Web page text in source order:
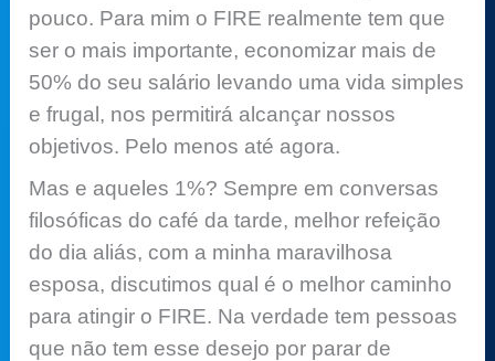
pouco. Para mim o FIRE realmente tem que
ser o mais importante, economizar mais de
50% do seu salário levando uma vida simples
e frugal, nos permitirá alcançar nossos
objetivos. Pelo menos até agora.
Mas e aqueles 1%? Sempre em conversas
filosóficas do café da tarde, melhor refeição
do dia aliás, com a minha maravilhosa
esposa, discutimos qual é o melhor caminho
para atingir o FIRE. Na verdade tem pessoas
que não tem esse desejo por parar de